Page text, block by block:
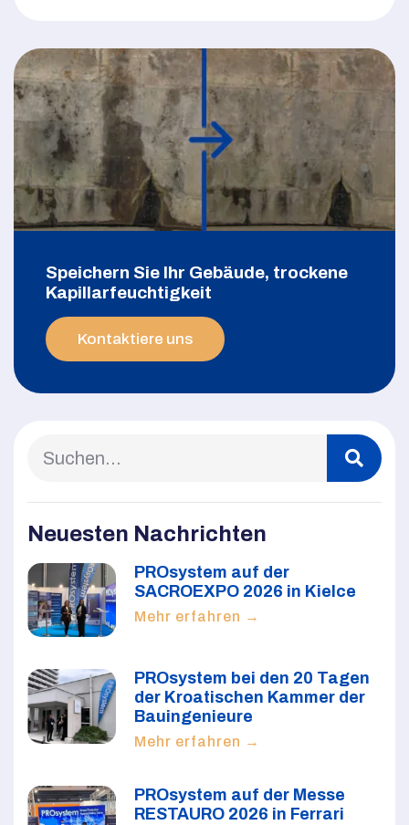
Speichern Sie Ihr Gebäude, trockene
Kapillarfeuchtigkeit
Kontaktiere uns
Neuesten Nachrichten
PROsystem auf der
SACROEXPO 2026 in Kielce
Mehr erfahren →
PROsystem bei den 20 Tagen
der Kroatischen Kammer der
Bauingenieure
Mehr erfahren →
PROsystem auf der Messe
RESTAURO 2026 in Ferrari